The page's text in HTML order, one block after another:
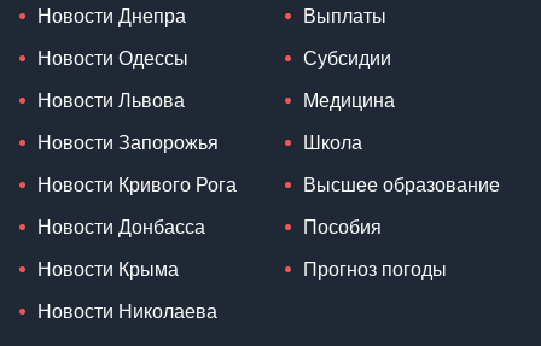
Новости Днепра
Новости Одессы
Новости Львова
Новости Запорожья
Новости Кривого Рога
Новости Донбасса
Новости Крыма
Новости Николаева
Выплаты
Субсидии
Медицина
Школа
Высшее образование
Пособия
Прогноз погоды